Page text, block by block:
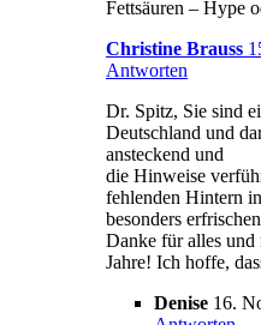
Fettsäuren – Hype
Christine Brauss
Antworten
Dr. Spitz, Sie sind
Deutschland und
ansteckend und
die Hinweise
fehlenden Hintern
besonders
Danke für alles
Jahre! Ich hoffe,
Denise 16.